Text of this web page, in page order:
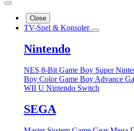
Close
TV-Spel & Konsoler
Nintendo
NES 8-Bit Game Boy Super
Boy ColorGame Boy Advance
WII U Nintendo Switch
SEGA